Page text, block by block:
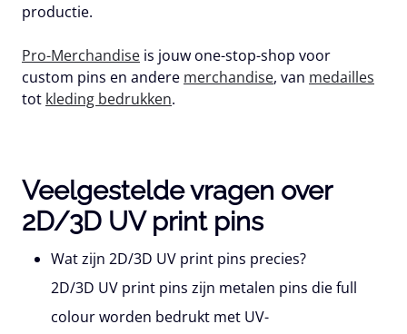
productie.
Pro-Merchandise is jouw one-stop-shop voor
custom pins en andere merchandise, van medailles
tot kleding bedrukken.
Veelgestelde vragen over
2D/3D UV print pins
Wat zijn 2D/3D UV print pins precies?
2D/3D UV print pins zijn metalen pins die full
colour worden bedrukt met UV-